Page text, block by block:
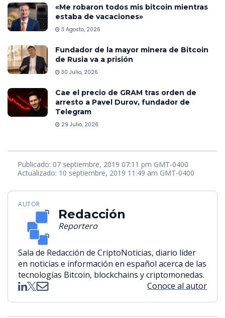
«Me robaron todos mis bitcoin mientras
estaba de vacaciones»
3 Agosto, 2026
Fundador de la mayor minera de Bitcoin
de Rusia va a prisión
30 Julio, 2026
Cae el precio de GRAM tras orden de
arresto a Pavel Durov, fundador de
Telegram
29 Julio, 2026
Publicado: 07 septiembre, 2019 07:11 pm GMT-0400
Actualizado: 10 septiembre, 2019 11:49 am GMT-0400
AUTOR
Redacción
Reportero
Sala de Redacción de CriptoNoticias, diario líder
en noticias e información en español acerca de las
tecnologías Bitcoin, blockchains y criptomonedas.
Conoce al autor